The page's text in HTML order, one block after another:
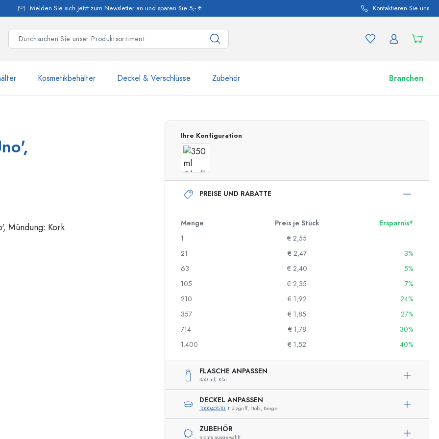
Melden Sie sich jetzt zum Newsletter an und sparen Sie 5,- € Kontaktieren Sie uns
Kosmetikbehälter Deckel & Verschlüsse Zubehör Branchen
700 ml Flaschen
750 ml Flaschen
1000 ml Flaschen
Airless Dispenser
Einmachflaschen
Flaschen mit Motiv
Weihnachtsflaschen
Dekorative Flaschen
Zylinderflaschen
Glas- & Weinballons
Zu den Gläsern
Ihre Konfiguration
PREISE UND RABATTE
Menge Preis je Stück
Ersparnis*
1
€ 2,55
21
€ 2,47
3%
63
€ 2,40
5%
105
€ 2,35
7%
210
€ 1,92
24%
357
€ 1,85
27%
714
€ 1,78
30%
1.400
€ 1,52 40%
FLASCHE ANPASSEN
350 ml, Klar
DECKEL ANPASSEN
100040510, Holzgriff, Holz, Beige
ZUBEHÖR
nichts ausgewählt